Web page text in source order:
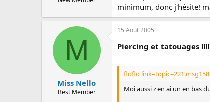
minimum, donc j'hésite!
M
Miss Nello
Best Member
15 Aout 2005
Piercing et tatouages
floflo
Moi aussi z'en ai un en bas